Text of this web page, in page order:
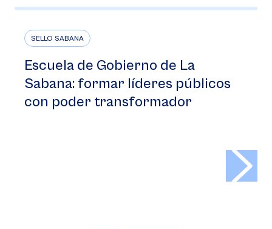
SELLO SABANA
Escuela de Gobierno de La
Sabana: formar líderes públicos
con poder transformador